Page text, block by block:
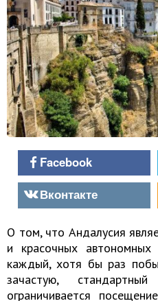
Facebook
Вконтакте
О том, что Андалусия
и красочных
каждый, хотя бы раз
зачастую,
ограничивается